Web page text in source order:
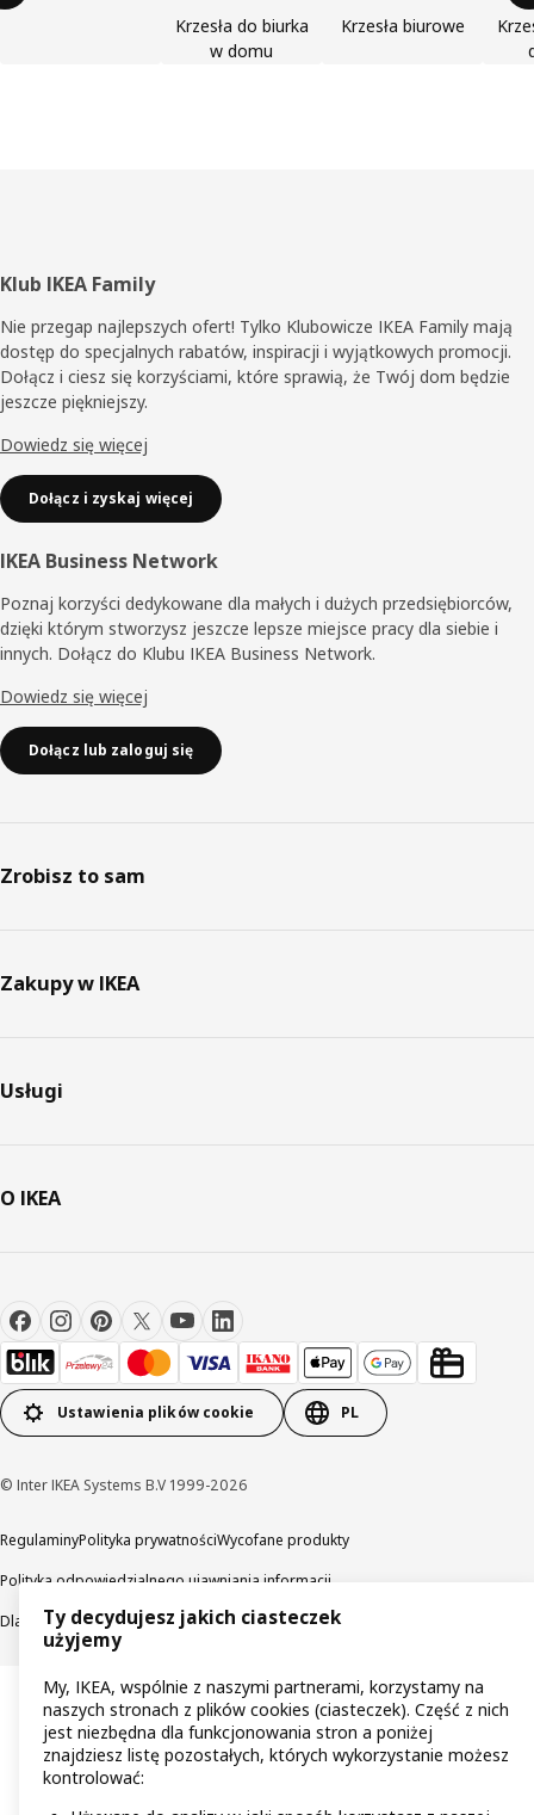
Krzesła do biurka
w domu
Krzesła biurowe
Stopka
Klub IKEA Family
Nie przegap najlepszych ofert! Tylko Klubowicze IKEA Family mają
dostęp do specjalnych rabatów, inspiracji i wyjątkowych promocji.
Dołącz i ciesz się korzyściami, które sprawią, że Twój dom będzie
jeszcze piękniejszy.
Dowiedz się więcej
Dołącz i zyskaj więcej
IKEA Business Network
Poznaj korzyści dedykowane dla małych i dużych przedsiębiorców,
dzięki którym stworzysz jeszcze lepsze miejsce pracy dla siebie i
innych. Dołącz do Klubu IKEA Business Network.
Dowiedz się więcej
Dołącz lub zaloguj się
Zrobisz to sam
Zakupy w IKEA
Usługi
O IKEA
Ustawienia plików cookie PL
© Inter IKEA Systems B.V 1999-2026
RegulaminyPolityka prywatnościWycofane produkty
Polityka odpowiedzialnego ujawniania informacji
Dla akcjonariuszy IKEA Distribution
Ty decydujesz jakich ciasteczek
użyjemy
My, IKEA, wspólnie z naszymi partnerami, korzystamy na
naszych stronach z plików cookies (ciasteczek). Część z nich
jest niezbędna dla funkcjonowania stron a poniżej
znajdziesz listę pozostałych, których wykorzystanie możesz
kontrolować: